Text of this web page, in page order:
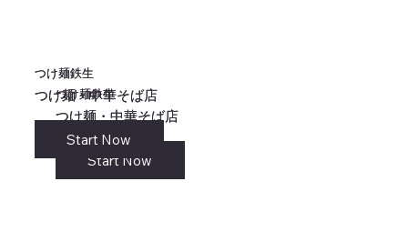
つけ麺鉄生
つけ麺・中華そば店
リンク
つけ麺鉄生
つけ麺・中華そば店
Start Now
つけ麺鉄生
つけ麺・中華そば店
Start Now
つけ麺鉄生
つけ麺・中華そば店
Start Now